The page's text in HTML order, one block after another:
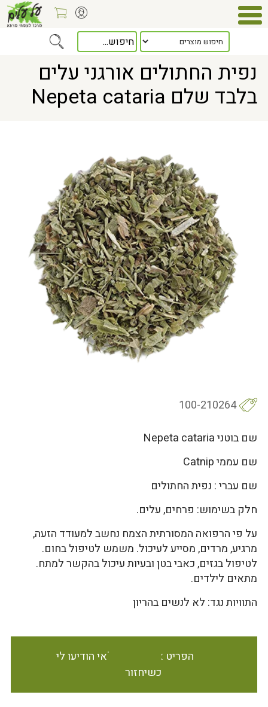
> נפית החתולים אורגני עלים בלבד שלם Nepeta cataria
נפית החתולים אורגני עלים
בלבד שלם Nepeta cataria
100-210264
שם בוטני Nepeta cataria
שם עממי Catnip
שם עברי : נפית החתולים
חלק בשימוש: פרחים, עלים.
על פי הרפואה המסורתית הצמח נחשב למעודד הזעה,
מרגיע, מרדים, מסייע לעיכול. משמש לטיפול בחום.
לטיפול בגזים, כאבי בטן ובעיות עיכול בהקשר למתח.
מתאים לילדים.
התוויות נגד: לא לנשים בהריון
הפריט אינו זמין במלאי הודיעו לי
כשיחזור